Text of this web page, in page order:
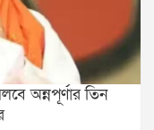
অন্নপূর্ণার তিন